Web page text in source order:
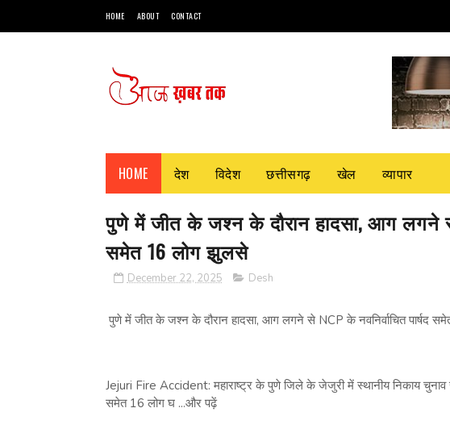
HOME ABOUT CONTACT
HOME देश विदेश छत्तीसगढ़ खेल व्यापार
पुणे में जीत के जश्न के दौरान हादसा, आग लगने से
समेत 16 लोग झुलसे
December 22, 2025 Desh
पुणे में जीत के जश्न के दौरान हादसा, आग लगने से NCP के नवनिर्वाचित पार्षद
Jejuri Fire Accident: महाराष्ट्र के पुणे जिले के जेजुरी में स्थानीय निकाय चुनाव
समेत 16 लोग घ ...और पढ़ें